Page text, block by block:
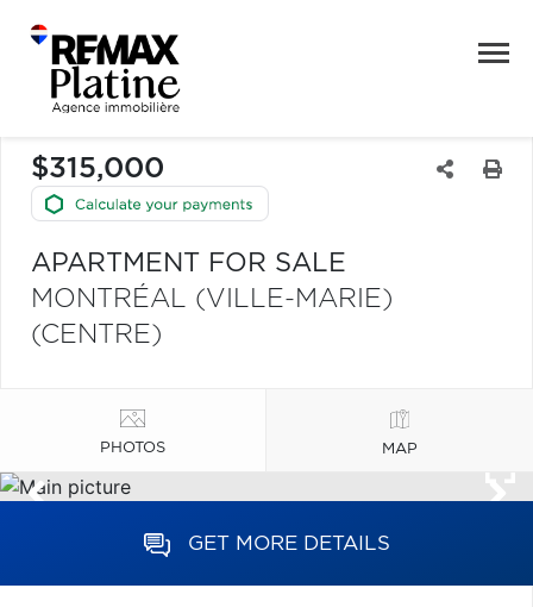
$315,000
APARTMENT FOR SALE
MONTRÉAL (VILLE-MARIE)
(CENTRE)
PHOTOS MAP
GET MORE DETAILS